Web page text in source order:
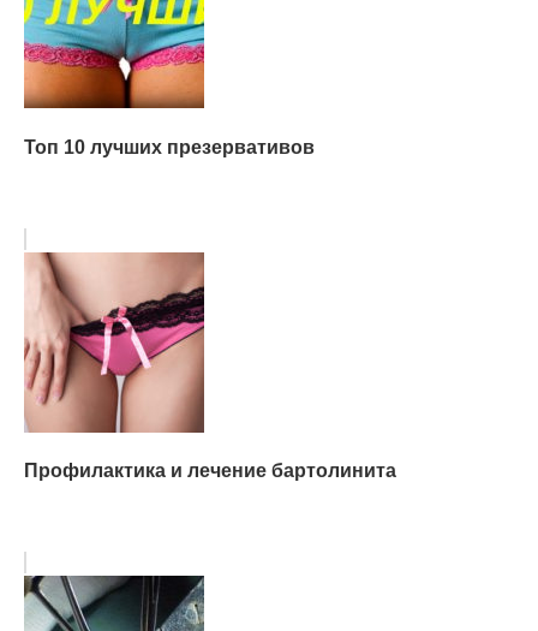
Топ 10 лучших презервативов
Профилактика и лечение бартолинита